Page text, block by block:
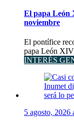
El papa León
noviembre
El pontífice
papa León
INTERÉS
5 agosto, 2026